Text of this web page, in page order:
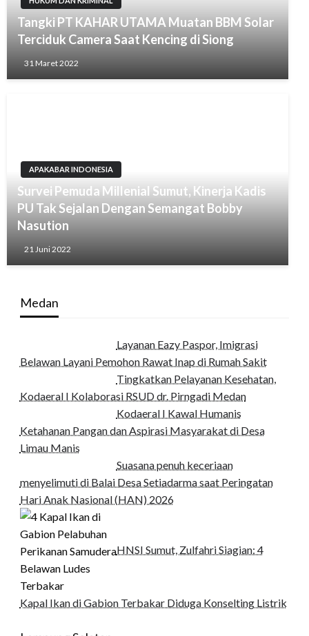
Tangki PT KAHAR UTAMA Muatan BBM Solar
Terciduk Camera Saat Kencing di Siong
31 Maret 2022
APAKABAR INDONESIA
Survei Pemuda Millenial Sumut, Kinerja Kadis
PU Tak Sejalan Dengan Semangat Bobby
Nasution
21 Juni 2022
Medan
Layanan Eazy Paspor, Imigrasi
Belawan Layani Pemohon Rawat Inap di Rumah Sakit
Tingkatkan Pelayanan Kesehatan,
Kodaeral I Kolaborasi RSUD dr. Pirngadi Medan‎
Kodaeral I Kawal Humanis
Ketahanan Pangan dan Aspirasi Masyarakat di Desa
Limau Manis
Suasana penuh keceriaan
menyelimuti di Balai Desa Setiadarma saat Peringatan
Hari Anak Nasional (HAN) 2026
HNSI Sumut, Zulfahri Siagian: 4
Kapal Ikan di Gabion Terbakar Diduga Konselting Listrik